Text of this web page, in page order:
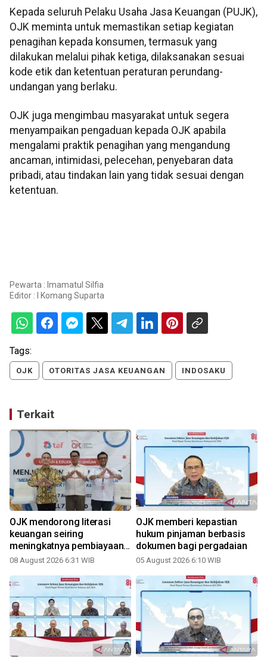
Kepada seluruh Pelaku Usaha Jasa Keuangan (PUJK),
OJK meminta untuk memastikan setiap kegiatan
penagihan kepada konsumen, termasuk yang
dilakukan melalui pihak ketiga, dilaksanakan sesuai
kode etik dan ketentuan peraturan perundang-
undangan yang berlaku.
OJK juga mengimbau masyarakat untuk segera
menyampaikan pengaduan kepada OJK apabila
mengalami praktik penagihan yang mengandung
ancaman, intimidasi, pelecehan, penyebaran data
pribadi, atau tindakan lain yang tidak sesuai dengan
ketentuan.
Pewarta : Imamatul Silfia
Editor : I Komang Suparta
Tags:
OJK OTORITAS JASA KEUANGAN INDOSAKU
Terkait
OJK mendorong literasi
keuangan seiring
meningkatnya pembiayaan
kendaraan
08 August 2026 6:31 WIB
OJK memberi kepastian
hukum pinjaman berbasis
dokumen bagi pergadaian
05 August 2026 6:10 WIB